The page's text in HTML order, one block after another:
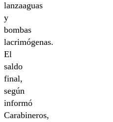
lanzaaguas
y
bombas
lacrimógenas.
El
saldo
final,
según
informó
Carabineros,